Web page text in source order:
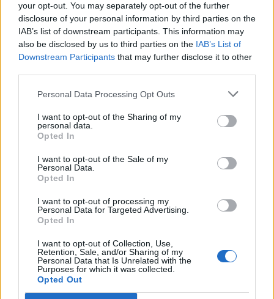
your opt-out. You may separately opt-out of the further
disclosure of your personal information by third parties on the
IAB’s list of downstream participants. This information may
also be disclosed by us to third parties on the IAB’s List of
Downstream Participants that may further disclose it to other
Personal Data Processing Opt Outs
I want to opt-out of the Sharing of my
personal data.
Opted In
I want to opt-out of the Sale of my
Personal Data.
Opted In
I want to opt-out of processing my
Personal Data for Targeted Advertising.
Opted In
I want to opt-out of Collection, Use,
Retention, Sale, and/or Sharing of my
Personal Data that Is Unrelated with the
Purposes for which it was collected.
Opted Out
Il est également conseillé de privilégier des marques
réputées telles que Total, Motul, Castrol ou Shell, qui
proposent des huiles conformes aux exigences des
véhicules modernes.
Les meilleures pratiques pour
l’entretien de vos huiles
Pour garantir l’efficacité de vos huiles et éviter tout
problème, voici quelques conseils :
Vérifiez régulièrement le niveau d’huile moteur
à l’aide de la jauge, au moins une fois par
mois ou avant un long voyage.
Respectez les intervalles de vidange
recommandés par le constructeur,
généralement tous les 10 000 à 15 000 km ou
une fois par an.